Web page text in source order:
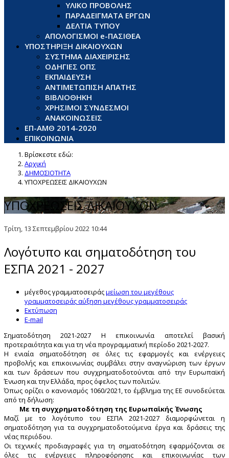
ΥΛΙΚΟ ΠΡΟΒΟΛΗΣ
ΠΑΡΑΔΕΙΓΜΑΤΑ ΕΡΓΩΝ
ΔΕΛΤΙΑ ΤΥΠΟΥ
ΑΠΟΛΟΓΙΣΜΟΙ e-ΠΑΣΙΘΕΑ
ΥΠΟΣΤΗΡΙΞΗ ΔΙΚΑΙΟΥΧΩΝ
ΣΥΣΤΗΜΑ ΔΙΑΧΕΙΡΙΣΗΣ
ΟΔΗΓΙΕΣ ΟΠΣ
ΕΚΠΑΙΔΕΥΣΗ
ΑΝΤΙΜΕΤΩΠΙΣΗ ΑΠΑΤΗΣ
ΒΙΒΛΙΟΘΗΚΗ
ΧΡΗΣΙΜΟΙ ΣΥΝΔΕΣΜΟΙ
ΑΝΑΚΟΙΝΩΣΕΙΣ
ΕΠ-ΑΜΘ 2014-2020
ΕΠΙΚΟΙΝΩΝΙΑ
Βρίσκεστε εδώ:
Αρχική
ΔΗΜΟΣΙΟΤΗΤΑ
ΥΠΟΧΡΕΩΣΕΙΣ ΔΙΚΑΙΟΥΧΩΝ
ΥΠΟΧΡΕΩΣΕΙΣ ΔΙΚΑΙΟΥΧΩΝ
Τρίτη, 13 Σεπτεμβρίου 2022 10:44
Λογότυπο και σηματοδότηση του
ΕΣΠΑ 2021 - 2027
μέγεθος γραμματοσειράςμείωση του μεγέθους
γραμματοσειράςαύξηση μεγέθους γραμματοσειράς
Εκτύπωση
E-mail
Σηματοδότηση 2021-2027 Η επικοινωνία αποτελεί βασική
προτεραιότητα και για τη νέα προγραμματική περίοδο 2021-2027.
Η ενιαία σηματοδότηση σε όλες τις εφαρμογές και ενέργειες
προβολής και επικοινωνίας συμβάλει στην αναγνώριση των έργων
και των δράσεων που συγχρηματοδοτούνται από την Ευρωπαϊκή
Ένωση και την Ελλάδα, προς όφελος των πολιτών.
Όπως ορίζει ο κανονισμός 1060/2021, το έμβλημα της ΕΕ συνοδεύεται
από τη δήλωση:
Με τη συγχρηματοδότηση της Ευρωπαϊκής Ένωσης
Μαζί με το λογότυπο του ΕΣΠΑ 2021-2027 διαμορφώνεται η
σηματοδότηση για τα συγχρηματοδοτούμενα έργα και δράσεις της
νέας περιόδου.
Οι τεχνικές προδιαγραφές για τη σηματοδότηση εφαρμόζονται σε
όλες τις ενέργειες πληροφόρησης και επικοινωνίας των